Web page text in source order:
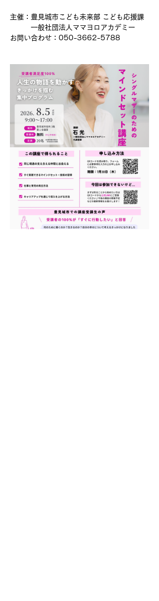
主催：豊見城市こども未来部 こども応援課
一般社団法人ママヨロアカデミー
お問い合わせ：050-3662-5788